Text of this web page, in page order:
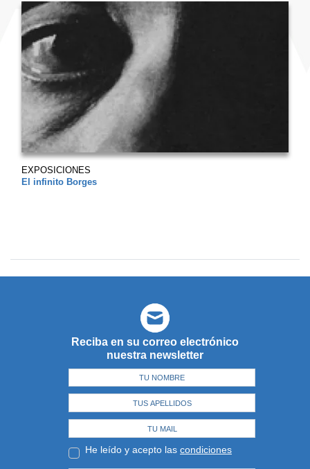
EXPOSICIONES
El infinito Borges
Reciba en su correo electrónico
nuestra newsletter
He leído y acepto las condiciones